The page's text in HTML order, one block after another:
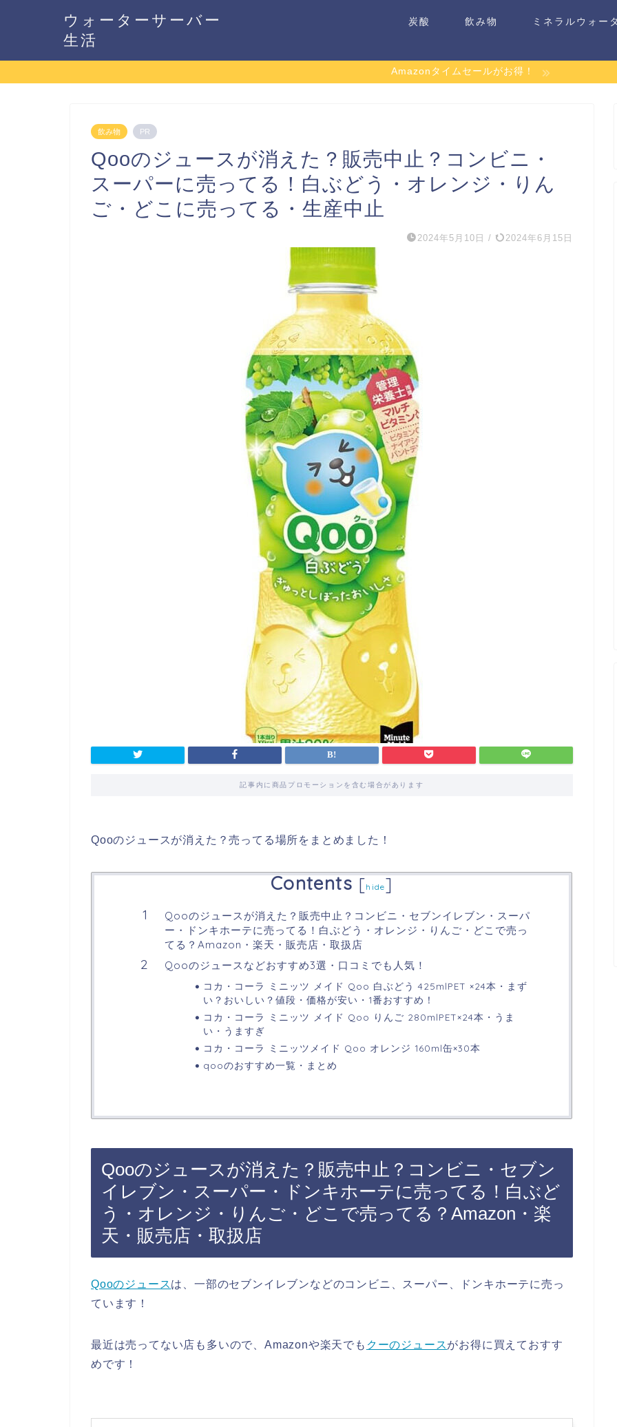
ウォーターサーバー
生活
炭酸 飲み物 ミネラルウォー
Amazonタイムセールがお得！
飲み物 PR
Qooのジュースが消えた？販売中止？コンビニ・
スーパーに売ってる！白ぶどう・オレンジ・りん
ご・どこに売ってる・生産中止
2024年5月10日 / 2024年6月15日
記事内に商品プロモーションを含む場合があります
Qooのジュースが消えた？売ってる場所をまとめました！
Contents [hide]
Qooのジュースが消えた？販売中止？コンビニ・セブンイレブン・スーパ
ー・ドンキホーテに売ってる！白ぶどう・オレンジ・りんご・どこで売っ
てる？Amazon・楽天・販売店・取扱店
Qooのジュースなどおすすめ3選・口コミでも人気！
コカ・コーラ ミニッツ メイド Qoo 白ぶどう 425mlPET ×24本・まず
い？おいしい？値段・価格が安い・1番おすすめ！
コカ・コーラ ミニッツ メイド Qoo りんご 280mlPET×24本・うま
い・うますぎ
コカ・コーラ ミニッツメイド Qoo オレンジ 160ml缶×30本
qooのおすすめ一覧・まとめ
Qooのジュースが消えた？販売中止？コンビニ・セブン
イレブン・スーパー・ドンキホーテに売ってる！白ぶど
う・オレンジ・りんご・どこで売ってる？Amazon・楽
天・販売店・取扱店
Qooのジュースは、一部のセブンイレブンなどのコンビニ、スーパー、ドンキホーテに売っ
ています！
最近は売ってない店も多いので、Amazonや楽天でも クーのジュースがお得に買えておすす
めです！